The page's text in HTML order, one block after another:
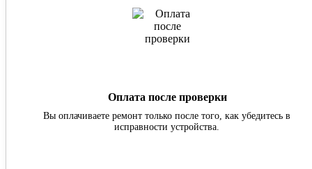
Оплата после проверки
Вы оплачиваете ремонт только после того, как убедитесь в
исправности устройства.